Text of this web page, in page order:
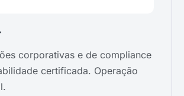
corporativas e de compliance
certificada. Operação